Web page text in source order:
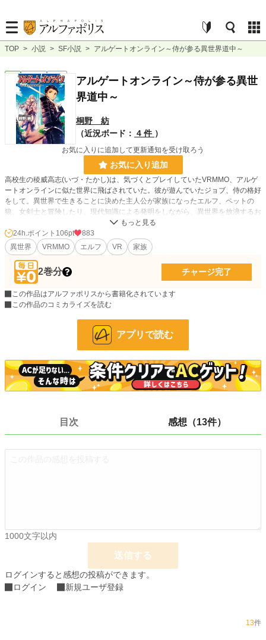
TOP > 小説 > SF小説 > アルゲートオンライン～侍が参る異世界道中～
連載中 長編
アルゲートオンライン～侍が参る異世
界道中～
桐野 紡
（近況ボード： 4 件 ）
お気に入りに追加して更新通知を受け取ろう
お気に入り追加
高校生の稜威高志(いづ・たかし)は、気づくとプレイしていたVRMMO、アルゲ
ートオンラインに似た世界に飛ばされていた。彼が遊んでいたジョブ、侍の格好
をして。異世界で生きることに決めた主人公が家族になったエルフ、ペットの
狼、女剣士と冒険したり、現代知識による発明をしながら、異世界を放浪するお
小説 10,196 位 / 228,634 件
お気に入り 3,860
24h.ポイント 106 pt
1,076,995
2017.08.28 12:57
初回公開日時 2016.08.02 12:27
週間ポイント 592 pt (13,111 位)
年間ポイント 30,249 pt (15,045 位)
24h.ポイント 106pt
883
異世界
VRMMO エルフ VR 家族
2巻分 チャージ完了
この作品はアルファポリスから書籍化されています
この作品のコミカライズを読む
アプリで読む
目次 感想（13件）
1000文字以内
送信する
ログインすると感想の投稿ができます。
ログイン
新規ユーザ登録
13件